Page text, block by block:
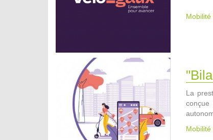
Mobilité
La
conçue
Mobilité